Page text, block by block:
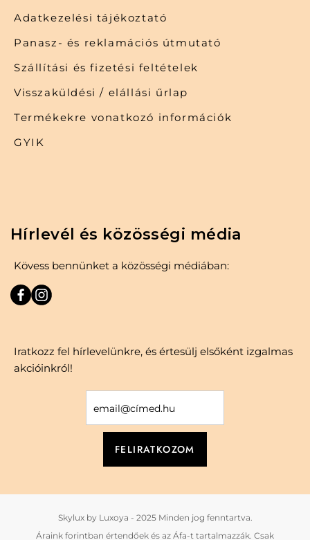
Adatkezelési tájékoztató
Panasz- és reklamációs útmutató
Szállítási és fizetési feltételek
Visszaküldési / elállási űrlap
Termékekre vonatkozó információk
GYIK
Hírlevél és közösségi média
Kövess bennünket a közösségi médiában:
Iratkozz fel hírlevelünkre, és értesülj elsőként izgalmas
akcióinkról!
Skylux by Luxoya - 2025 Minden jog fenntartva.
Áraink forintban értendőek és az Áfa-t tartalmazzák. Csak